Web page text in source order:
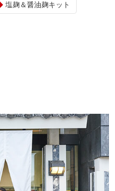
塩麹＆醤油麹キット